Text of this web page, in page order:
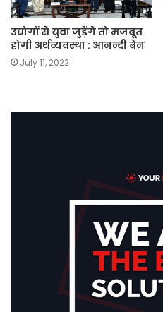
उद्योगों से युवा जुड़ेंगे तो मजबूत
होगी अर्थव्यवस्था : आनन्दी बेन
July 11, 2022